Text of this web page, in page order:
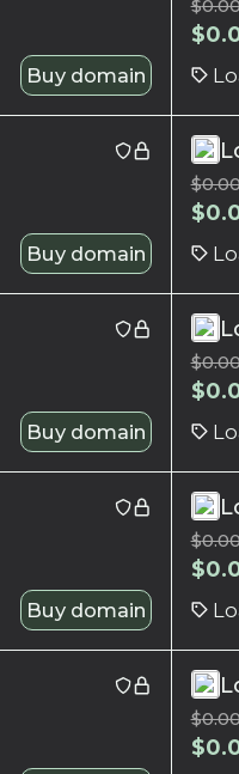
Buy domain
$
$
Buy domain
$
$
Buy domain
$
$
Buy domain
$
$
$
$